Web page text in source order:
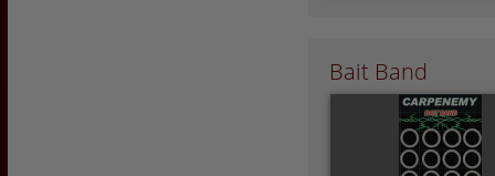
Bait Band